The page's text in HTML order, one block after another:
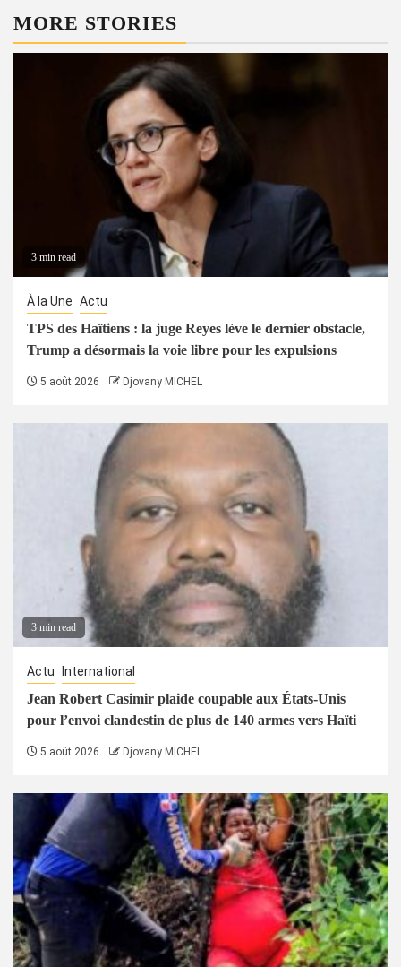
MORE STORIES
3 min read
À la Une Actu
TPS des Haïtiens : la juge Reyes lève le dernier obstacle,
Trump a désormais la voie libre pour les expulsions
5 août 2026 Djovany MICHEL
3 min read
Actu International
Jean Robert Casimir plaide coupable aux États-Unis
pour l’envoi clandestin de plus de 140 armes vers Haïti
5 août 2026 Djovany MICHEL